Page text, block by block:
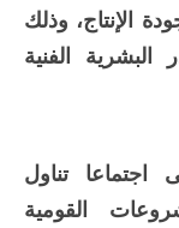
الإنتاج، وذلك
الفنية
تناول
القومية